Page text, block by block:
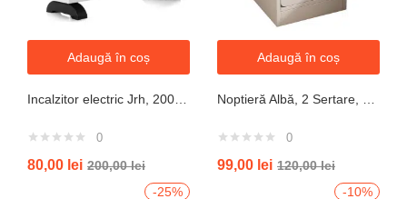
Adaugă în coș
0
80,00 lei 200,00lei
Adaugă în coș
0
99,00 lei 120,00lei
-25%
-10%